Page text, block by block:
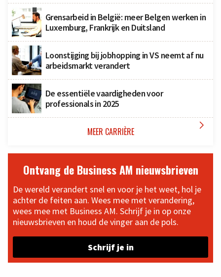
Grensarbeid in België: meer Belgen werken in
Luxemburg, Frankrijk en Duitsland
Loonstijging bij jobhopping in VS neemt af nu
arbeidsmarkt verandert
De essentiële vaardigheden voor
professionals in 2025
MEER CARRIÈRE 
Ontvang de Business AM nieuwsbrieven
De wereld verandert snel en voor je het weet, hol je
achter de feiten aan. Wees mee met verandering,
wees mee met Business AM. Schrijf je in op onze
nieuwsbrieven en houd de vinger aan de pols.
Schrijf je in